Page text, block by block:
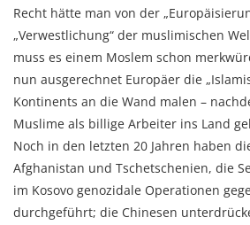
Recht hätte man von der
„Verwestlichung“ der muslimischen
muss es einem Moslem schon
nun ausgerechnet Europäer die
Kontinents an die Wand malen –
Muslime als billige Arbeiter ins Land
Noch in den letzten 20 Jahren haben
Afghanistan und Tschetschenien, die
im Kosovo genozidale Operationen
durchgeführt; die Chinesen